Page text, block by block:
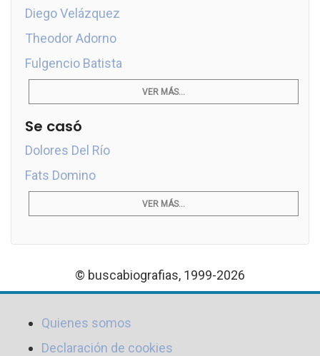
Diego Velázquez
Theodor Adorno
Fulgencio Batista
VER MÁS...
Se casó
Dolores Del Río
Fats Domino
VER MÁS...
© buscabiografias, 1999-2026
Quienes somos
Declaración de cookies